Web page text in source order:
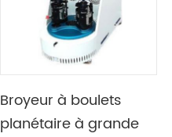
Broyeur à boulets
planétaire à grande